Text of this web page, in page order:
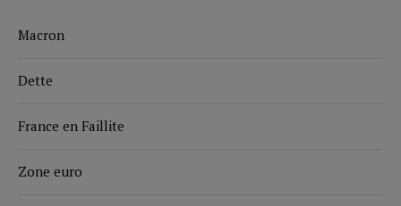
Macron
Dette
France en Faillite
Zone euro